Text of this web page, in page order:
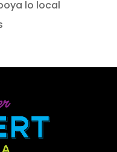
lo local